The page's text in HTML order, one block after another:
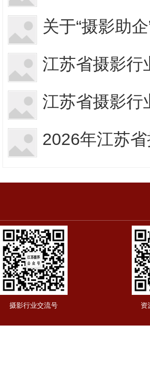
关于“摄影助
江苏省摄影行
江苏省摄影行
2026年江苏
摄影行业交流号 资